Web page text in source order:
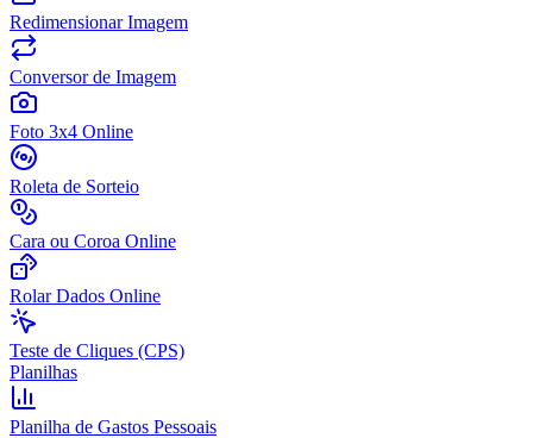
Redimensionar Imagem
Conversor de Imagem
Foto 3x4 Online
Roleta de Sorteio
Cara ou Coroa Online
Rolar Dados Online
Teste de Cliques (CPS)
Planilhas
Planilha de Gastos Pessoais